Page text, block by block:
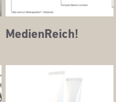
Medi­en­Reich!